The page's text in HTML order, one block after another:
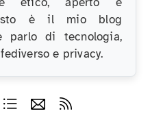
è il mio blog
parlo di tecnologia,
e privacy.